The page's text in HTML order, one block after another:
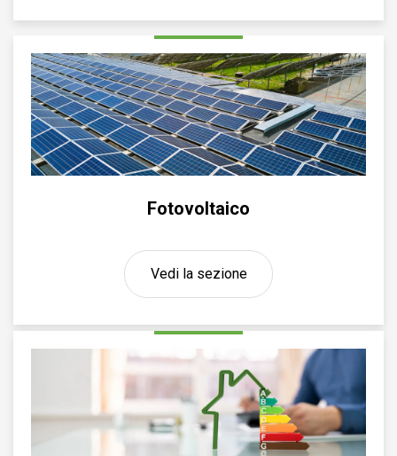
Fotovoltaico
Vedi la sezione